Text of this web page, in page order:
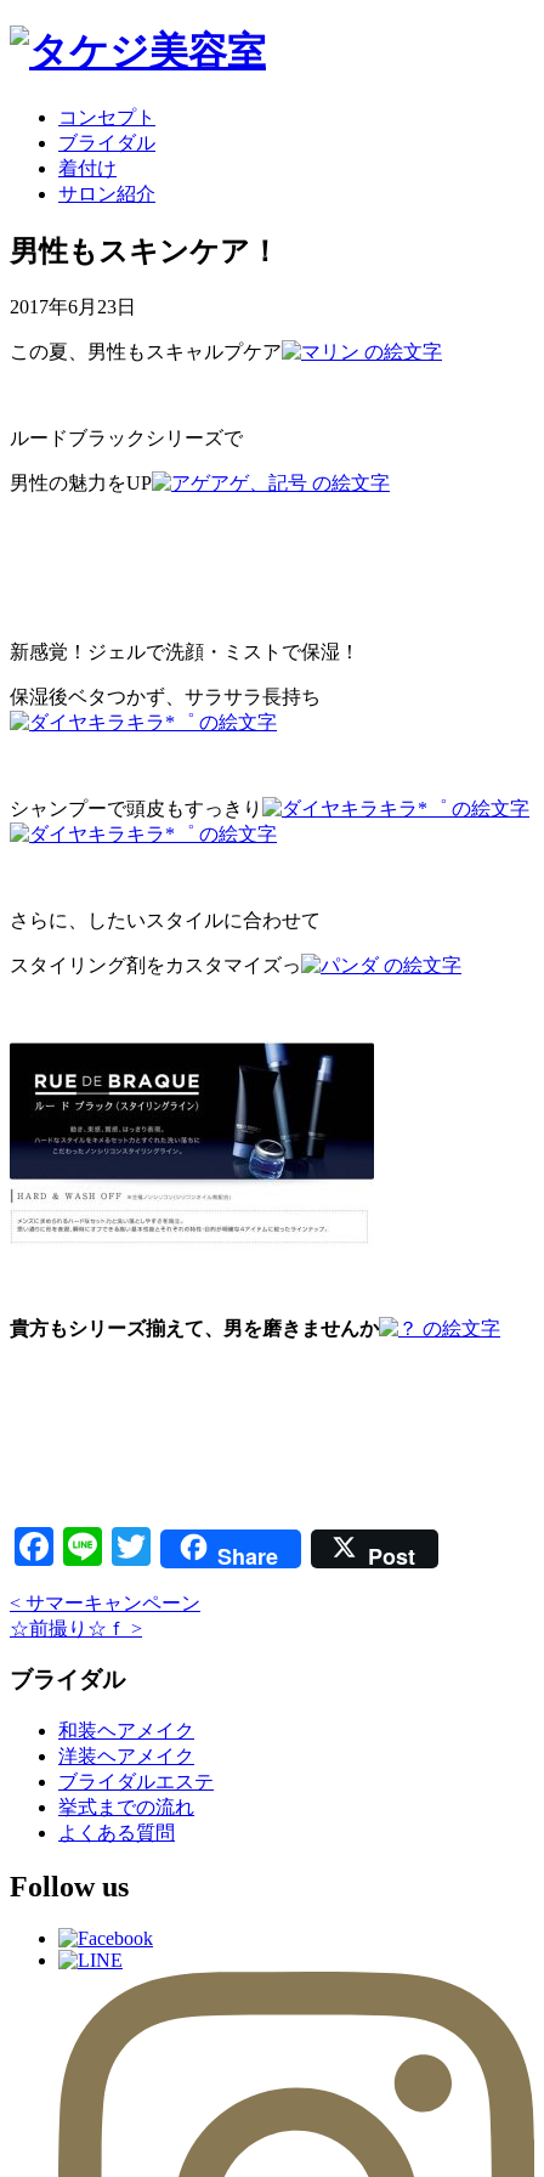
コンセプト
ブライダル
着付け
サロン紹介
男性もスキンケア！
2017年6月23日
この夏、男性もスキャルプケア
ルードブラックシリーズで
男性の魅力をUP
新感覚！ジェルで洗顔・ミストで保湿！
保湿後ベタつかず、サラサラ長持ち
シャンプーで頭皮もすっきり
さらに、したいスタイルに合わせて
スタイリング剤をカスタマイズっ
貴方もシリーズ揃えて、男を磨きませんか
Facebook
LineTwitter
Share Post
< サマーキャンペーン
☆前撮り☆ｆ >
ブライダル
和装ヘアメイク
洋装ヘアメイク
ブライダルエステ
挙式までの流れ
よくある質問
Follow us